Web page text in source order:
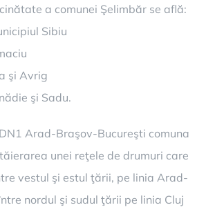
a comunei Şelimbăr se află:
Sibiu
şi Avrig
şi Sadu.
Arad-Braşov-Bucureşti comuna
unei reţele de drumuri care
vestul şi estul ţării, pe linia Arad-
nordul şi sudul ţării pe linia Cluj